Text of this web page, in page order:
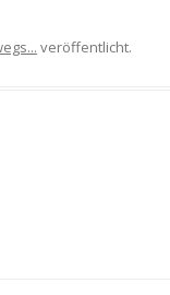
veröffentlicht.